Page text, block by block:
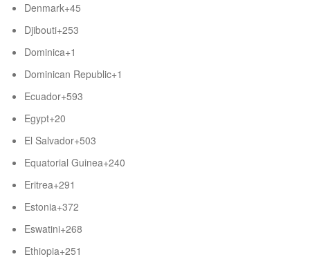
Denmark+45
Djibouti+253
Dominica+1
Dominican Republic+1
Ecuador+593
Egypt+20
El Salvador+503
Equatorial Guinea+240
Eritrea+291
Estonia+372
Eswatini+268
Ethiopia+251